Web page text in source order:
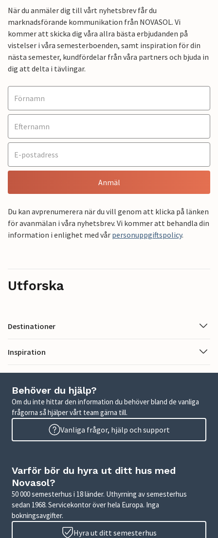
När du anmäler dig till vårt nyhetsbrev får du
marknadsförande kommunikation från NOVASOL. Vi
kommer att skicka dig våra allra bästa erbjudanden på
vistelser i våra semesterboenden, samt inspiration för din
nästa semester, kundfördelar från våra partners och bjuda in
dig att delta i tävlingar.
Anmäl
Du kan avprenumerera när du vill genom att klicka på länken
för avanmälan i våra nyhetsbrev. Vi kommer att behandla din
information i enlighet med vår personuppgiftspolicy.
Utforska
Destinationer
Inspiration
Behöver du hjälp?
Om du inte hittar den information du behöver bland de vanliga
frågorna så hjälper vårt team gärna till.
Vanliga frågor, hjälp och support
Varför bör du hyra ut ditt hus med
Novasol?
50 000 semesterhus i 18 länder. Uthyrning av semesterhus
sedan 1968. Servicekontor över hela Europa. Inga
bokningsavgifter.
Hyra ut ditt semesterhus